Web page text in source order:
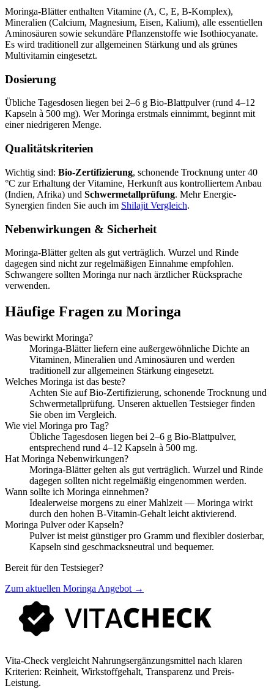
Moringa-Blätter enthalten Vitamine (A, C, E, B-Komplex),
Mineralien (Calcium, Magnesium, Eisen, Kalium), alle essentiellen
Aminosäuren sowie sekundäre Pflanzenstoffe wie Isothiocyanate.
Es wird traditionell zur allgemeinen Stärkung und als grünes
Multivitamin eingesetzt.
Dosierung
Übliche Tagesdosen liegen bei 2–6 g Bio-Blattpulver (rund 4–12
Kapseln à 500 mg). Wer Moringa erstmals einnimmt, beginnt mit
einer niedrigeren Menge.
Qualitätskriterien
Wichtig sind: Bio-Zertifizierung, schonende Trocknung unter 40
°C zur Erhaltung der Vitamine, Herkunft aus kontrolliertem Anbau
(Indien, Afrika) und Schwermetallprüfung. Mehr Energie-
Synergien finden Sie auch im Shilajit Vergleich.
Nebenwirkungen & Sicherheit
Moringa-Blätter gelten als gut verträglich. Wurzel und Rinde
dagegen sind nicht zur regelmäßigen Einnahme empfohlen.
Schwangere sollten Moringa nur nach ärztlicher Rücksprache
verwenden.
Häufige Fragen zu Moringa
Was bewirkt Moringa?
Moringa-Blätter liefern eine außergewöhnliche Dichte an
Vitaminen, Mineralien und Aminosäuren und werden
traditionell zur allgemeinen Stärkung eingesetzt.
Welches Moringa ist das beste?
Achten Sie auf Bio-Zertifizierung, schonende Trocknung und
Schwermetallprüfung. Unseren aktuellen Testsieger finden
Sie oben im Vergleich.
Wie viel Moringa pro Tag?
Übliche Tagesdosen liegen bei 2–6 g Bio-Blattpulver,
entsprechend rund 4–12 Kapseln à 500 mg.
Hat Moringa Nebenwirkungen?
Moringa-Blätter gelten als gut verträglich. Wurzel und Rinde
dagegen sollten nicht regelmäßig eingenommen werden.
Wann sollte ich Moringa einnehmen?
Idealerweise morgens zu einer Mahlzeit — Moringa wirkt
durch den hohen B-Vitamin-Gehalt leicht aktivierend.
Moringa Pulver oder Kapseln?
Pulver ist meist günstiger pro Gramm und flexibler dosierbar,
Kapseln sind geschmacksneutral und bequemer.
Bereit für den Testsieger?
Zum aktuellen Moringa Angebot →
Vita-Check vergleicht Nahrungsergänzungsmittel nach klaren
Kriterien: Reinheit, Wirkstoffgehalt, Transparenz und Preis-
Leistung.